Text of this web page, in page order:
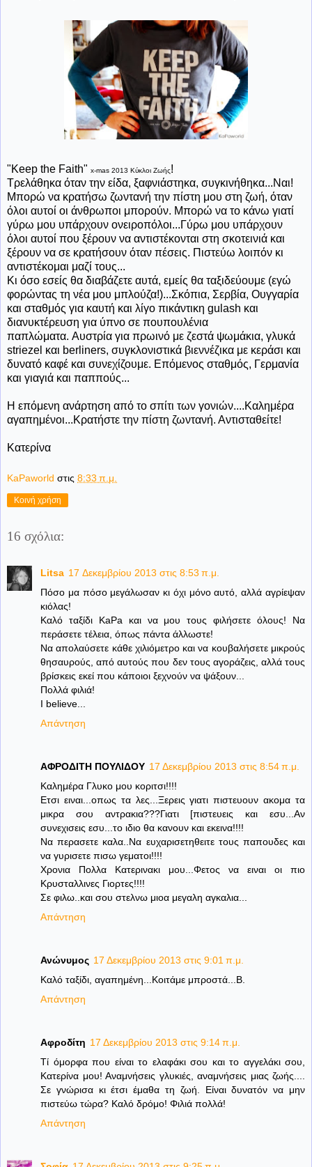
"Keep the Faith" x-mas 2013 Κύκλοι Ζωής!
Τρελάθηκα όταν την είδα, ξαφνιάστηκα, συγκινήθηκα...Ναι!
Μπορώ να κρατήσω ζωντανή την πίστη μου στη ζωή, όταν
όλοι αυτοί οι άνθρωποι μπορούν. Μπορώ να το κάνω γιατί
γύρω μου υπάρχουν ονειροπόλοι...Γύρω μου υπάρχουν
όλοι αυτοί που ξέρουν να αντιστέκονται στη σκοτεινιά και
ξέρουν να σε κρατήσουν όταν πέσεις. Πιστεύω λοιπόν κι
αντιστέκομαι μαζί τους...
Κι όσο εσείς θα διαβάζετε αυτά, εμείς θα ταξιδεύουμε (εγώ
φορώντας τη νέα μου μπλούζα!)...Σκόπια, Σερβία, Ουγγαρία
και σταθμός για καυτή και λίγο πικάντικη gulash και
διανυκτέρευση για ύπνο σε πουπουλένια
παπλώματα. Αυστρία για πρωινό με ζεστά ψωμάκια, γλυκά
striezel και berliners, συγκλονιστικά βιεννέζικα με κεράσι και
δυνατό καφέ και συνεχίζουμε. Επόμενος σταθμός, Γερμανία
και γιαγιά και παππούς...
Η επόμενη ανάρτηση από το σπίτι των γονιών....Καλημέρα
αγαπημένοι...Κρατήστε την πίστη ζωντανή. Αντισταθείτε!
Κατερίνα
KaPaworld στις 8:33 π.μ.
Κοινή χρήση
16 σχόλια:
Litsa 17 Δεκεμβρίου 2013 στις 8:53 π.μ.
Πόσο μα πόσο μεγάλωσαν κι όχι μόνο αυτό, αλλά αγρίεψαν
κιόλας!
Καλό ταξίδι KaPa και να μου τους φιλήσετε όλους! Να
περάσετε τέλεια, όπως πάντα άλλωστε!
Να απολαύσετε κάθε χιλιόμετρο και να κουβαλήσετε μικρούς
θησαυρούς, από αυτούς που δεν τους αγοράζεις, αλλά τους
βρίσκεις εκεί που κάποιοι ξεχνούν να ψάξουν...
Πολλά φιλιά!
I believe...
Απάντηση
ΑΦΡΟΔΙΤΗ ΠΟΥΛΙΔΟΥ 17 Δεκεμβρίου 2013 στις 8:54 π.μ.
Καλημέρα Γλυκο μου κοριτσι!!!!
Ετσι ειναι...οπως τα λες...Ξερεις γιατι πιστευουν ακομα τα
μικρα σου αντρακια???Γιατι [πιστευεις και εσυ...Αν
συνεχισεις εσυ...το ιδιο θα κανουν και εκεινα!!!!
Να περασετε καλα..Να ευχαρισετηθειτε τους παπουδες και
να γυρισετε πισω γεματοι!!!!
Χρονια Πολλα Κατερινακι μου...Φετος να ειναι οι πιο
Κρυσταλλινες Γιορτες!!!!
Σε φιλω..και σου στελνω μιοα μεγαλη αγκαλια...
Απάντηση
Ανώνυμος 17 Δεκεμβρίου 2013 στις 9:01 π.μ.
Καλό ταξίδι, αγαπημένη...Κοιτάμε μπροστά...Β.
Απάντηση
Αφροδίτη 17 Δεκεμβρίου 2013 στις 9:14 π.μ.
Τί όμορφα που είναι το ελαφάκι σου και το αγγελάκι σου,
Κατερίνα μου! Αναμνήσεις γλυκιές, αναμνήσεις μιας ζωής....
Σε γνώρισα κι έτσι έμαθα τη ζωή. Είναι δυνατόν να μην
πιστεύω τώρα? Καλό δρόμο! Φιλιά πολλά!
Απάντηση